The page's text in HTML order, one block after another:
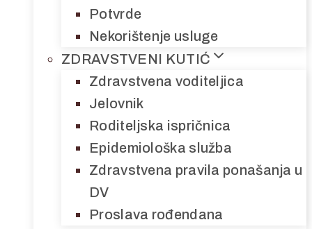
Potvrde
Nekorištenje usluge
ZDRAVSTVENI KUTIĆ
Zdravstvena voditeljica
Jelovnik
Roditeljska ispričnica
Epidemiološka služba
Zdravstvena pravila ponašanja u
DV
Proslava rođendana